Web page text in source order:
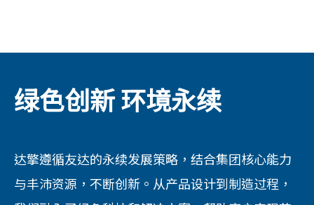
绿色创新 环境永续
达擎遵循友达的永续发展策略，结合集团核心能力
与丰沛资源，不断创新。从产品设计到制造过程，